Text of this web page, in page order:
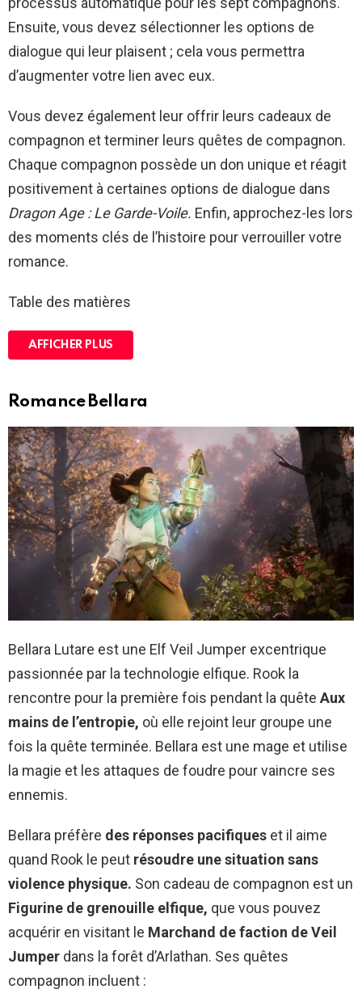
Ensuite, vous devez sélectionner les options de
dialogue qui leur plaisent ; cela vous permettra
d’augmenter votre lien avec eux.
Vous devez également leur offrir leurs cadeaux de
compagnon et terminer leurs quêtes de compagnon.
Chaque compagnon possède un don unique et réagit
positivement à certaines options de dialogue dans
Dragon Age : Le Garde-Voile. Enfin, approchez-les lors
des moments clés de l’histoire pour verrouiller votre
romance.
Table des matières
AFFICHER PLUS
Romance Bellara
Bellara Lutare est une Elf Veil Jumper excentrique
passionnée par la technologie elfique. Rook la
rencontre pour la première fois pendant la quête Aux
mains de l’entropie, où elle rejoint leur groupe une
fois la quête terminée. Bellara est une mage et utilise
la magie et les attaques de foudre pour vaincre ses
ennemis.
Bellara préfère des réponses pacifiques et il aime
quand Rook le peut résoudre une situation sans
violence physique. Son cadeau de compagnon est un
Figurine de grenouille elfique, que vous pouvez
acquérir en visitant le Marchand de faction de Veil
Jumper dans la forêt d’Arlathan. Ses quêtes
compagnon incluent :